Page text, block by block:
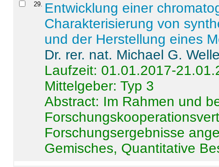
29. Entwicklung einer
Charakterisierung von
und der Herstellung eines
Dr. rer. nat. Michael G.
Laufzeit: 01.01.2017-
Mittelgeber: Typ 3
Abstract: Im Rahmen und
Forschungsergebnisse
Gemisches, Quantitative